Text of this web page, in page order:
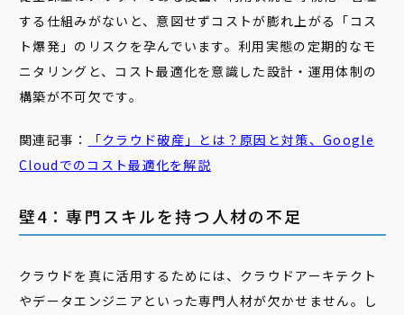
する仕組みがないと、意図せずコストが膨れ上がる「コス
ト爆発」のリスクを孕んでいます。利用実態の定期的なモ
ニタリングと、コスト最適化を意識した設計・運用体制の
構築が不可欠です。
関連記事： 「クラ ウド破産 」とは？原因と対策、Google
Cloudでのコスト最適化を解説
壁4：専門スキルを持つ人材の不足
クラウドを真に活用するためには、クラウドアーキテクト
やデータエンジニアといった専門人材が欠かせません。し